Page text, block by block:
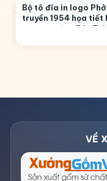
Bộ tô đĩa in logo
truyền 1954 họa tiết
sen men đen Bát